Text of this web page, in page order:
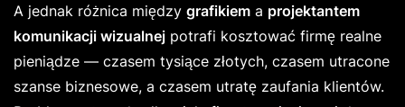
A jednak różnica między grafikiem a projektantem
komunikacji wizualnej potrafi kosztować firmę realne
pieniądze — czasem tysiące złotych, czasem utracone
szanse biznesowe, a czasem utratę zaufania klientów.